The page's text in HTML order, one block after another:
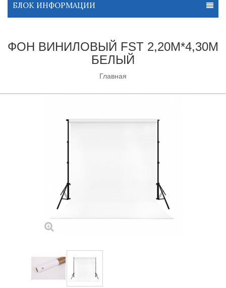
БЛОК ИНФОРМАЦИИ
ФОН ВИНИЛОВЫЙ FST 2,20М*4,30М
БЕЛЫЙ
Главная